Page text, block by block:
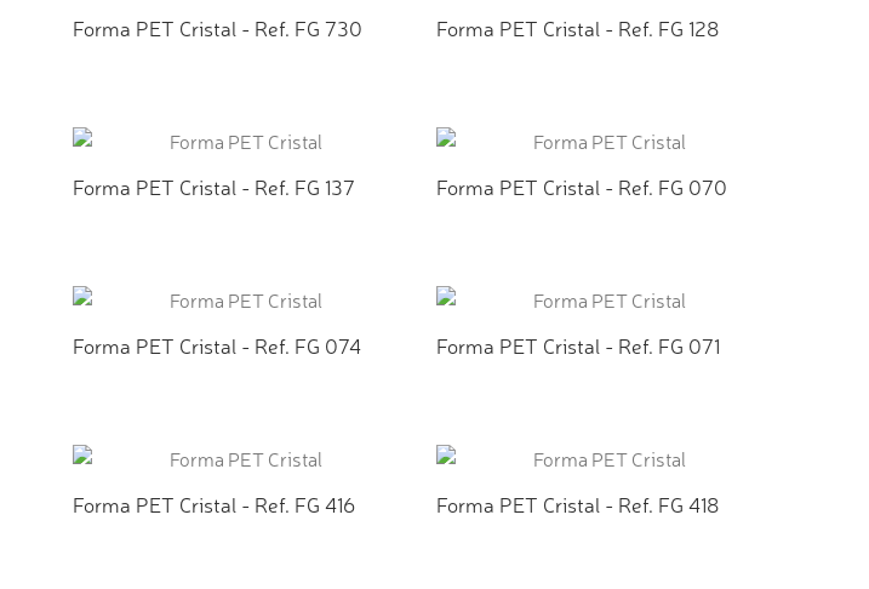
Forma PET Cristal - Ref. FG 730 Forma PET Cristal - Ref. FG 128
Forma PET Cristal - Ref. FG 137 Forma PET Cristal - Ref. FG 070
Forma PET Cristal - Ref. FG 074 Forma PET Cristal - Ref. FG 071
Forma PET Cristal - Ref. FG 416 Forma PET Cristal - Ref. FG 418